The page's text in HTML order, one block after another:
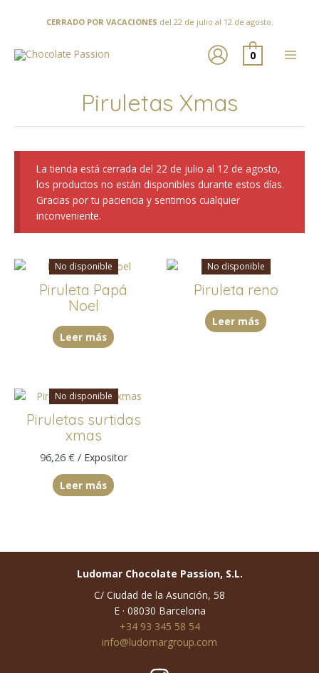
CERRADO POR VACACIONES del 22 de julio al 12 de agosto.
0
Piruletas Xmas
La tienda está cerrada del 22 de julio al 12 de agosto,
los productos no están disponibles durante estos días.
Gracias por tu paciencia y sentimos cualquier
inconveniente.
No disponible
Piruleta Papá
Noel
Leer más
No disponible
Piruleta reno
Leer más
No disponible
Piruletas surtidas
xmas
96,26 € / Expositor
Leer más
Ludomar Chocolate Passion, S.L.
C/ Ciudad de la Asunción, 58
E · 08030 Barcelona
+34 93 345 58 54
info@ludomargroup.com